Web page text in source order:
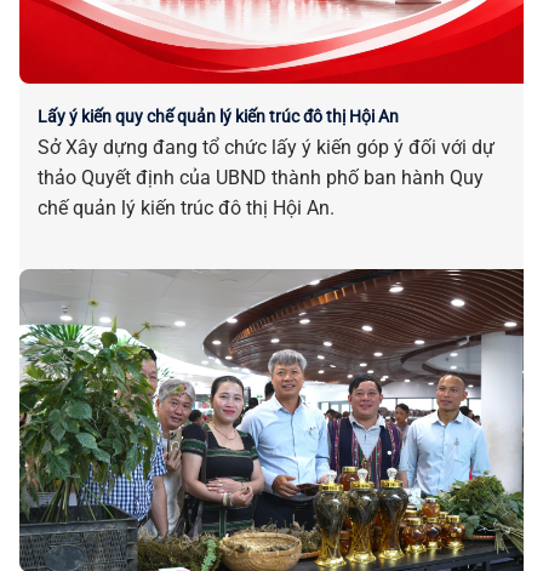
Lấy ý kiến quy chế quản lý kiến trúc đô thị Hội An
Sở Xây dựng đang tổ chức lấy ý kiến góp ý đối với dự
thảo Quyết định của UBND thành phố ban hành Quy
chế quản lý kiến trúc đô thị Hội An.